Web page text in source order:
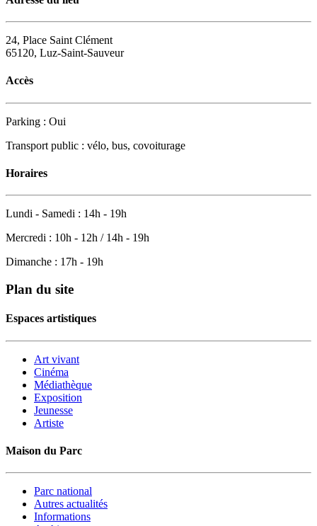
24, Place Saint Clément
65120, Luz-Saint-Sauveur
Accès
Parking : Oui
Transport public : vélo, bus, covoiturage
Horaires
Lundi - Samedi : 14h - 19h
Mercredi : 10h - 12h / 14h - 19h
Dimanche : 17h - 19h
Plan du site
Espaces artistiques
Art vivant
Cinéma
Médiathèque
Exposition
Jeunesse
Artiste
Maison du Parc
Parc national
Autres actualités
Informations